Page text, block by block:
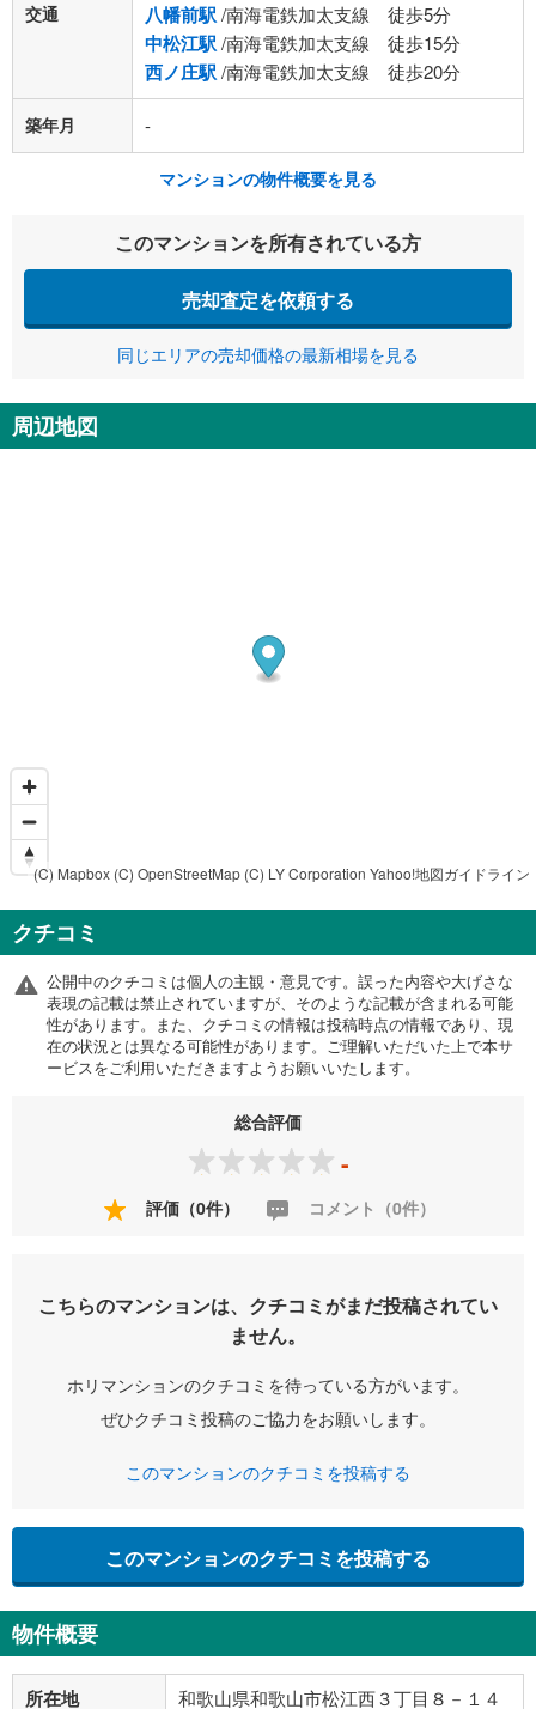
交通 八幡前駅/南海電鉄加太支線 徒歩5分
中松江駅/南海電鉄加太支線 徒歩15分
西ノ庄駅/南海電鉄加太支線 徒歩20分
築年月 -
マンションの物件概要を見る
このマンションを所有されている方
売却査定を依頼する
同じエリアの売却価格の最新相場を見る
周辺地図
(C) Mapbox (C) OpenStreetMap (C) LY Corporation Yahoo!地図ガイドライン
クチコミ
公開中のクチコミは個人の主観・意見です。誤った内容や大げさな
表現の記載は禁止されていますが、そのような記載が含まれる可能
性があります。また、クチコミの情報は投稿時点の情報であり、現
在の状況とは異なる可能性があります。ご理解いただいた上で本サ
ービスをご利用いただきますようお願いいたします。
総合評価
-
評価（0件） コメント（0件）
こちらのマンションは、クチコミがまだ投稿されてい
ません。
ホリマンションのクチコミを待っている方がいます。
ぜひクチコミ投稿のご協力をお願いします。
このマンションのクチコミを投稿する
このマンションのクチコミを投稿する
物件概要
所在地 和歌山県和歌山市松江西３丁目８－１４